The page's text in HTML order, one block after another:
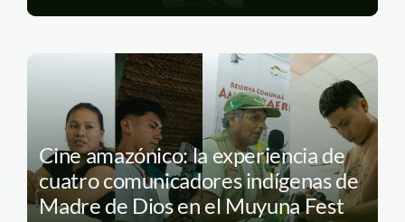
Cine amazónico: la experiencia de
cuatro comunicadores indígenas de
Madre de Dios en el Muyuna Fest